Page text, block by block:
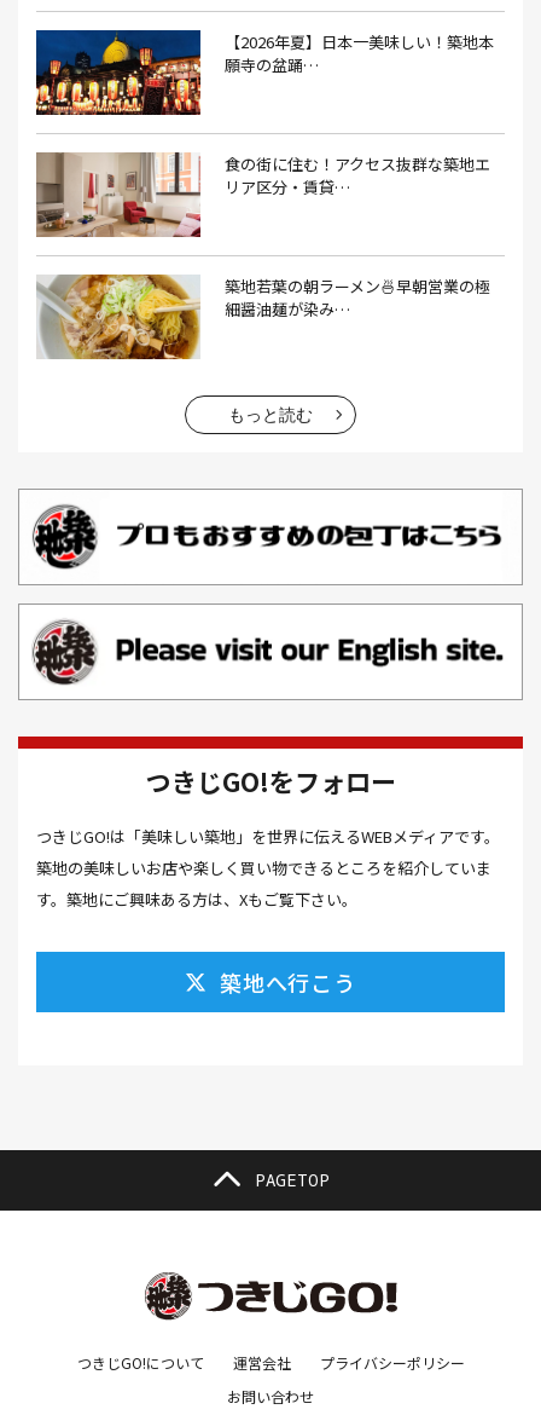
イベント2026(1） いわし(1） ウェットティッシュ(1）
うなぎ(10） うなぎ屋(2）
うな重(2） うに(4） エコバッグ(1）
エコバッグ おしゃれ(1） エコバッグ 折りたたみ(1）
エビフライ(3） おかゆ(1）
おでん(4） おにぎり(4）
お刺身(1） お参り(1） お困りごと解決(1）
お土産(14） お土産屋(1）
お寿司(2） お弁当(9）
お正月料理(20）
お汁粉 レシピ(1）
お肉(2） お花見(2） お茶(1） お雑煮(1）
お風呂(1） お餅(1） お魚捌き教室(1） かき氷(3）
カシューナッツ(2） カツオ 食べ方(1）
カツオのたたき(1） カツカレー(2） カニ(7）
カフェラテ(1） かまぼこ(1）
カラスミ(1） カルパッチョ(1） カレー(5）
ギフト(6） キムチ レシピ(1）
グルメ(11）
ケーキ(3） ケーキ屋(1） コーヒー(7）
ごま豆腐(1） コミュニティ(1）
ゴミ箱(1） コラボ(1） コロッケ(1）
コンサート(1）
【2026年夏】日本一美味しい！築地本
願寺の盆踊…
食の街に住む！アクセス抜群な築地エ
リア区分・賃貸…
築地若葉の朝ラーメン🍜早朝営業の極
細醤油麺が染み…
もっと読む
つきじGO!をフォロー
つきじGO!は「美味しい築地」を世界に伝えるWEBメディアです。
築地の美味しいお店や楽しく買い物できるところを紹介していま
す。築地にご興味ある方は、Xもご覧下さい。
築地へ行こう
PAGETOP
つきじGO!について 運営会社
プライバシーポリシー
お問い合わせ